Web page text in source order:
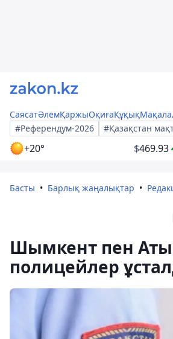
СаясатӘлемҚаржыОқиғаҚұқық
#Референдум-2026
#Қазақстан
+20° $469.93
Басты Барлық жаңалықтар
Шымкент пен
полицейлер